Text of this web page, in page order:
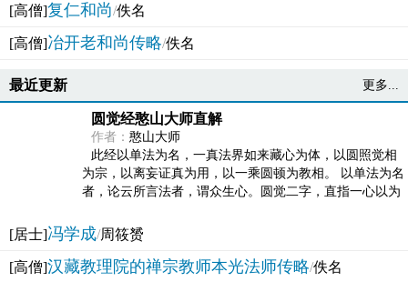
[高僧]复仁和尚/佚名
[高僧]冶开老和尚传略/佚名
最近更新 更多...
圆觉经憨山大师直解
作者： 憨山大师
此经以单法为名，一真法界如来藏心为体，以圆照觉相
为宗，以离妄证真为用，以一乘圆顿为教相。 以单法为名
者，论云所言法者，谓众生心。圆觉二字，直指一心以为
[居士]冯学成/周筱赟
[高僧]汉藏教理院的禅宗教师本光法师传略/佚名